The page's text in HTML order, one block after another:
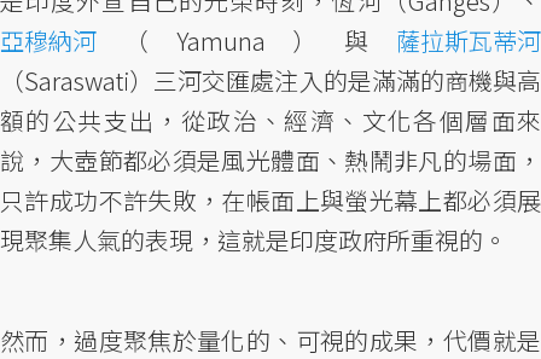
亞穆納河 （Yamuna）與 薩拉斯瓦蒂河
（Saraswati）三河交匯處注入的是滿滿的商機與高
額的公共支出，從政治、經濟、文化各個層面來
說，大壺節都必須是風光體面、熱鬧非凡的場面，
只許成功不許失敗，在帳面上與螢光幕上都必須展
現聚集人氣的表現，這就是印度政府所重視的。
然而，過度聚焦於量化的、可視的成果，代價就是